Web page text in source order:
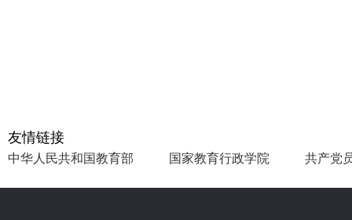
友情链接
中华人民共和国教育部 国家教育行政学院 共产党